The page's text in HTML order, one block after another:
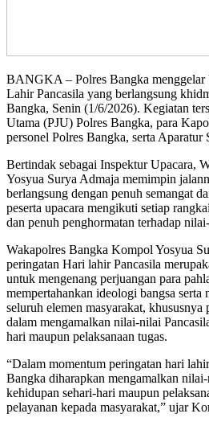
BANGKA – Polres Bangka menggelar
Lahir Pancasila yang berlangsung
Bangka, Senin (1/6/2026). Kegiatan
Utama (PJU) Polres Bangka, para
personel Polres Bangka, serta
Bertindak sebagai Inspektur Upacara,
Yosyua Surya Admaja memimpin
berlangsung dengan penuh semangat
peserta upacara mengikuti setiap
dan penuh penghormatan terhadap
Wakapolres Bangka Kompol Yosyua
peringatan Hari lahir Pancasila
untuk mengenang perjuangan para
mempertahankan ideologi bangsa serta
seluruh elemen masyarakat, khususnya
dalam mengamalkan nilai-nilai
hari maupun pelaksanaan tugas.
“Dalam momentum peringatan hari
Bangka diharapkan mengamalkan
kehidupan sehari-hari maupun
pelayanan kepada masyarakat,” ujar